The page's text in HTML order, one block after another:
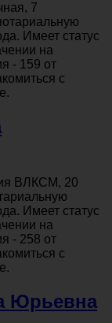
7
Имеет статус
на
- 159 от
с
ВЛКСМ, 20
Имеет статус
на
- 258 от
с
Юрьевна